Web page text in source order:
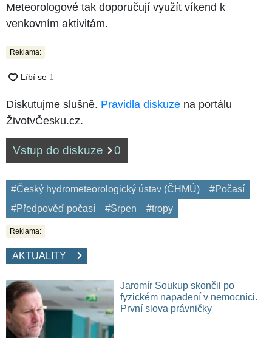
Meteorologové tak doporučují využít víkend k
venkovním aktivitám.
Reklama:
Diskutujme slušně. Pravidla diskuze na portálu
ŽivotvČesku.cz.
Vstup do diskuze 0
#Český hydrometeorologický ústav (ČHMÚ)
#Počasí
#Předpověď počasí
#Srpen #tropy
Reklama:
AKTUALITY
Jaromír Soukup skončil po
fyzickém napadení v nemocnici.
První slova právničky